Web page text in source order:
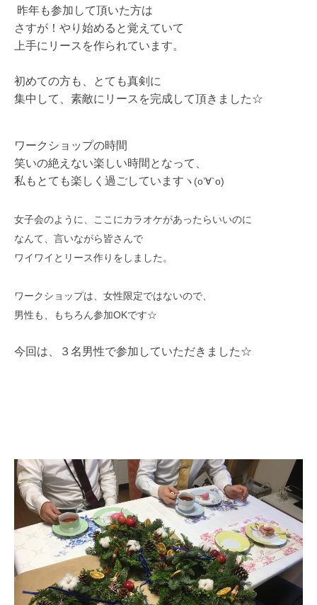
昨年も参加して頂いた方は
さすが！やり始めると覚えていて
上手にリースを作られています。
初めての方も、とても真剣に
集中して、素敵にリースを完成して頂きました☆
ワークショップの時間
笑いの絶えない楽しい時間となって、
私もとても楽しく過ごしています ヽ(o’∀`o)
女子会のように、ここにカラオケがあったらいいのに
なんて、言いながら皆さんで
ワイワイとリース作りをしました。
ワークショップは、女性限定ではないので、
男性も、もちろん参加OKです☆
今回は、３名男性で参加していただきました☆